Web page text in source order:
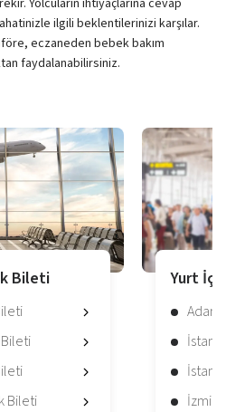
Yolcuların ihtiyaçlarına cevap
ilgili beklentilerinizi karşılar.
eczaneden bebek bakım
faydalanabilirsiniz.
Bileti
Bileti
Yurt İçi
İzmir